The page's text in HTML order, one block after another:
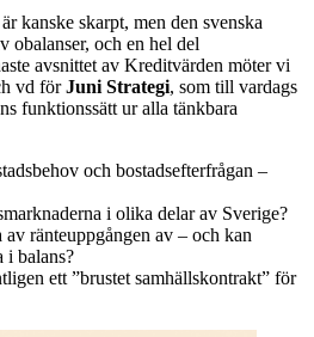
kanske skarpt, men den svenska
obalanser, och en hel del
avsnittet av Kreditvärden möter vi
vd förJuni Strategi, som till vardags
funktionssätt ur alla tänkbara
och bostadsefterfrågan –
i olika delar av Sverige?
ränteuppgången av – och kan
i balans?
ett ”brustet samhällskontrakt” för